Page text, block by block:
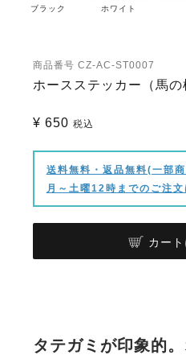
ブラック ホワイト
商品番号 CZ-AC-ST0007
ホースステッカー（馬の
¥ 650 税込
送料無料・返品無料(一部
月～土曜12時までのご注
カー
タテガミが印象的